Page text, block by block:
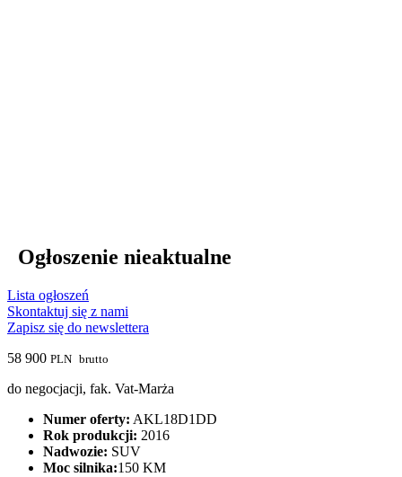
Ogłoszenie nieaktualne
Lista ogłoszeń
Skontaktuj się z nami
Zapisz się do newslettera
58 900 PLN brutto
do negocjacji, fak. Vat-Marża
Numer oferty: AKL18D1DD
Rok produkcji: 2016
Nadwozie: SUV
Moc silnika:150 KM